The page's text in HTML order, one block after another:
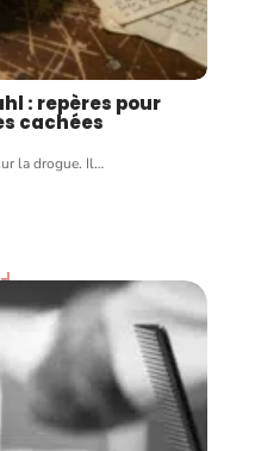
: repères pour
cachées
la drogue. Il…